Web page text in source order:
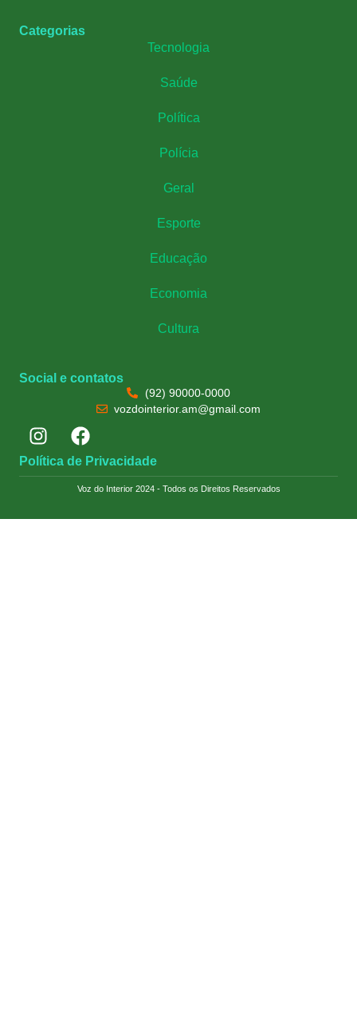
Categorias
Tecnologia
Saúde
Política
Polícia
Geral
Esporte
Educação
Economia
Cultura
Social e contatos
(92) 90000-0000
vozdointerior.am@gmail.com
Política de Privacidade
Voz do Interior 2024 - Todos os Direitos Reservados